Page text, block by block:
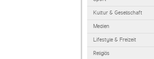
Kultur & Gesellschaft
Medien
Lifestyle & Freizeit
Religiös